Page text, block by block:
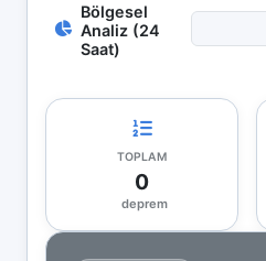
Bölgesel
Analiz (24
Saat)
TOPLAM
0
deprem